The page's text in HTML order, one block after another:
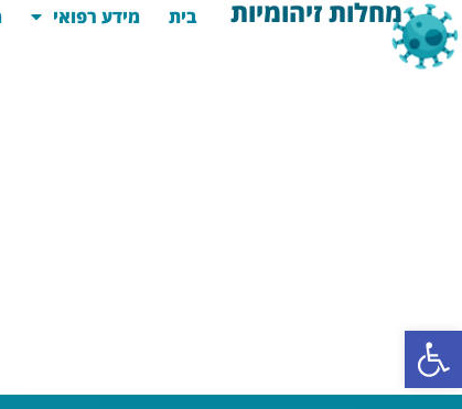
פתח סרגל נגישות
מחלות זיהומיות בית מידע רפואי